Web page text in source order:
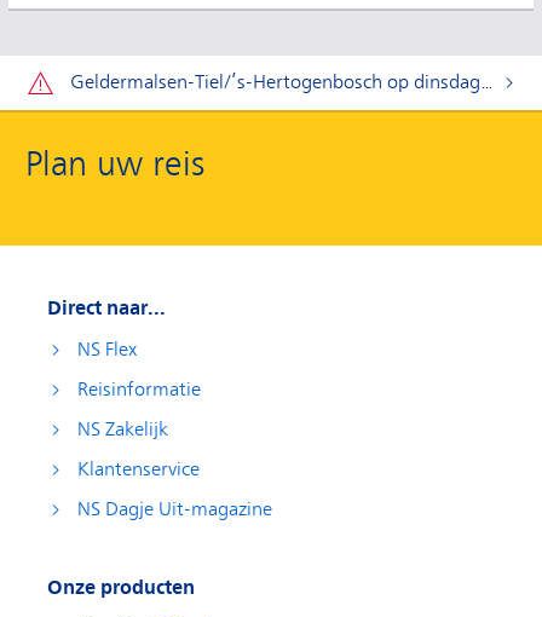
Let op: Geldermalsen-Tiel/’s-Hertogenbosch op dinsdag 11 t/m donderdag 20 augustus.
Plan uw reis
Direct naar...
NS Flex
Reisinformatie
NS Zakelijk
Klantenservice
NS Dagje Uit-magazine
Onze producten